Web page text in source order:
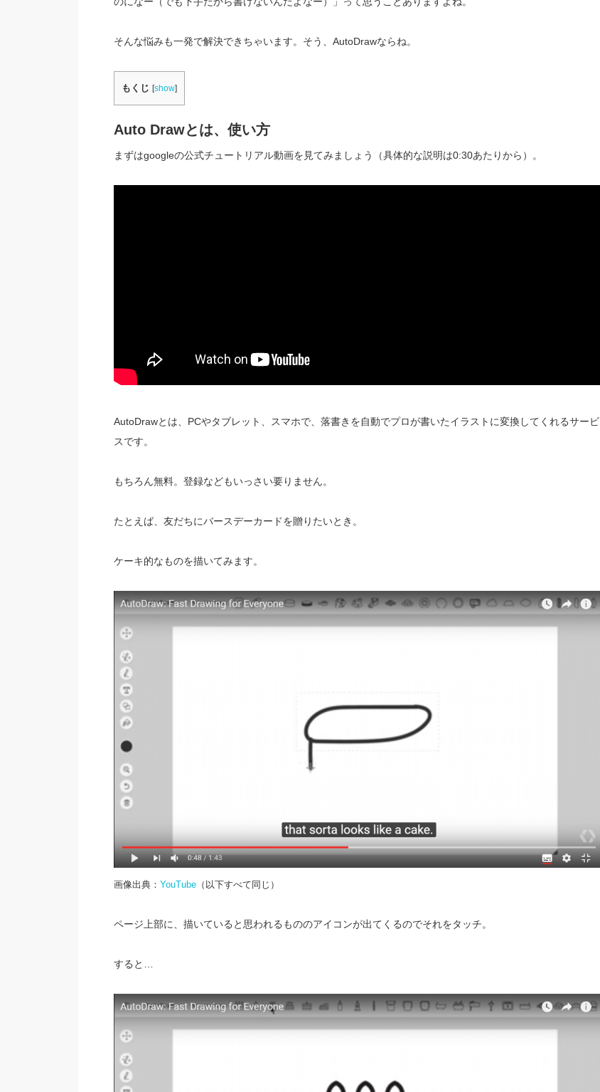
そんな悩みも一発で解決できちゃいます。そう、AutoDrawならね。
もくじ [show]
Auto Drawとは、使い方
まずはgoogleの公式チュートリアル動画を見てみましょう（具体的な説明は0:30あたりから）。
AutoDrawとは、PCやタブレット、スマホで、落書きを自動でプロが書いたイラストに変換してくれるサービ
スです。
もちろん無料。登録などもいっさい要りません。
たとえば、友だちにバースデーカードを贈りたいとき。
ケーキ的なものを描いてみます。
画像出典： YouTube（以下すべて同じ）
ページ上部に、描いていると思われるもののアイコンが出てくるのでそれをタッチ。
すると…